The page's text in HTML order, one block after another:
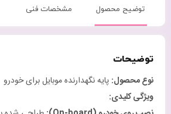
توضیح محصول مشخصات فنی
توضیحات
نوع محصول: پایه نگهدارنده موبایل برای خودرو
ویژگی کلیدی: